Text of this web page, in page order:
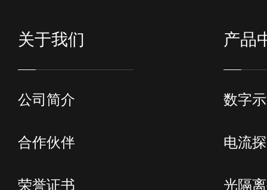
关于我们
公司简介
合作伙伴
荣誉证书
产品
数字
电流
光隔